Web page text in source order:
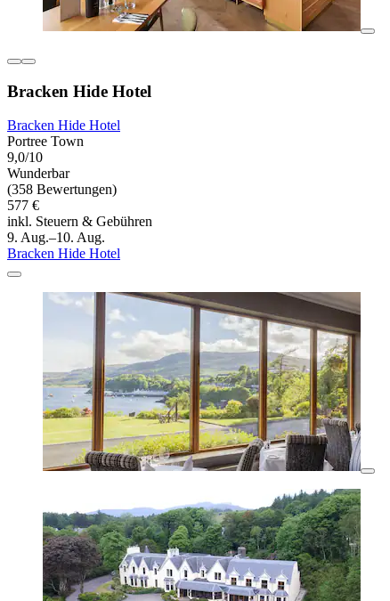
Bracken Hide Hotel
Bracken Hide Hotel
Portree Town
9,0/10
Wunderbar
(358 Bewertungen)
577 €
inkl. Steuern & Gebühren
9. Aug.–10. Aug.
Bracken Hide Hotel